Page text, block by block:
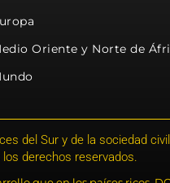
Oriente y Norte de
del Sur y de la sociedad
derechos reservados.